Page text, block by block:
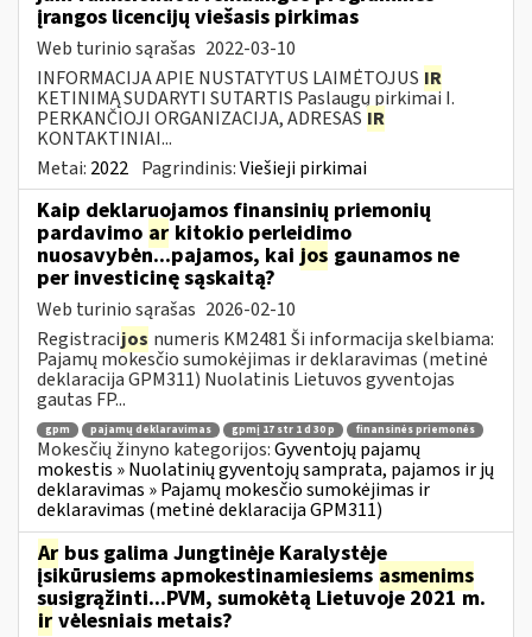
įrangos licencijų viešasis pirkimas
Web turinio sąrašas 2022-03-10
INFORMACIJA APIE NUSTATYTUS LAIMĖTOJUS IR
KETINIMĄ SUDARYTI SUTARTIS Paslaugų pirkimai I.
PERKANČIOJI ORGANIZACIJA, ADRESAS IR
KONTAKTINIAI...
Metai: 2022 Pagrindinis:Viešieji pirkimai
Kaip deklaruojamos finansinių priemonių
pardavimo ar kitokio perleidimo
nuosavybėn...pajamos, kai jos gaunamos ne
per investicinę sąskaitą?
Web turinio sąrašas 2026-02-10
Registracijos numeris KM2481 Ši informacija skelbiama:
Pajamų mokesčio sumokėjimas ir deklaravimas (metinė
deklaracija GPM311) Nuolatinis Lietuvos gyventojas
gautas FP...
gpm pajamų deklaravimas gpmį 17 str 1 d 30 p finansinės priemonės
Mokesčių žinyno kategorijos:Gyventojų pajamų
mokestis » Nuolatinių gyventojų samprata, pajamos ir jų
deklaravimas » Pajamų mokesčio sumokėjimas ir
deklaravimas (metinė deklaracija GPM311)
Ar bus galima Jungtinėje Karalystėje
įsikūrusiems apmokestinamiesiems asmenims
susigrąžinti...PVM, sumokėtą Lietuvoje 2021 m.
ir vėlesniais metais?